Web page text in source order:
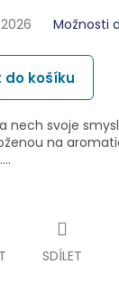
Možnosti
do košíku
nech svoje
na
SDÍLET